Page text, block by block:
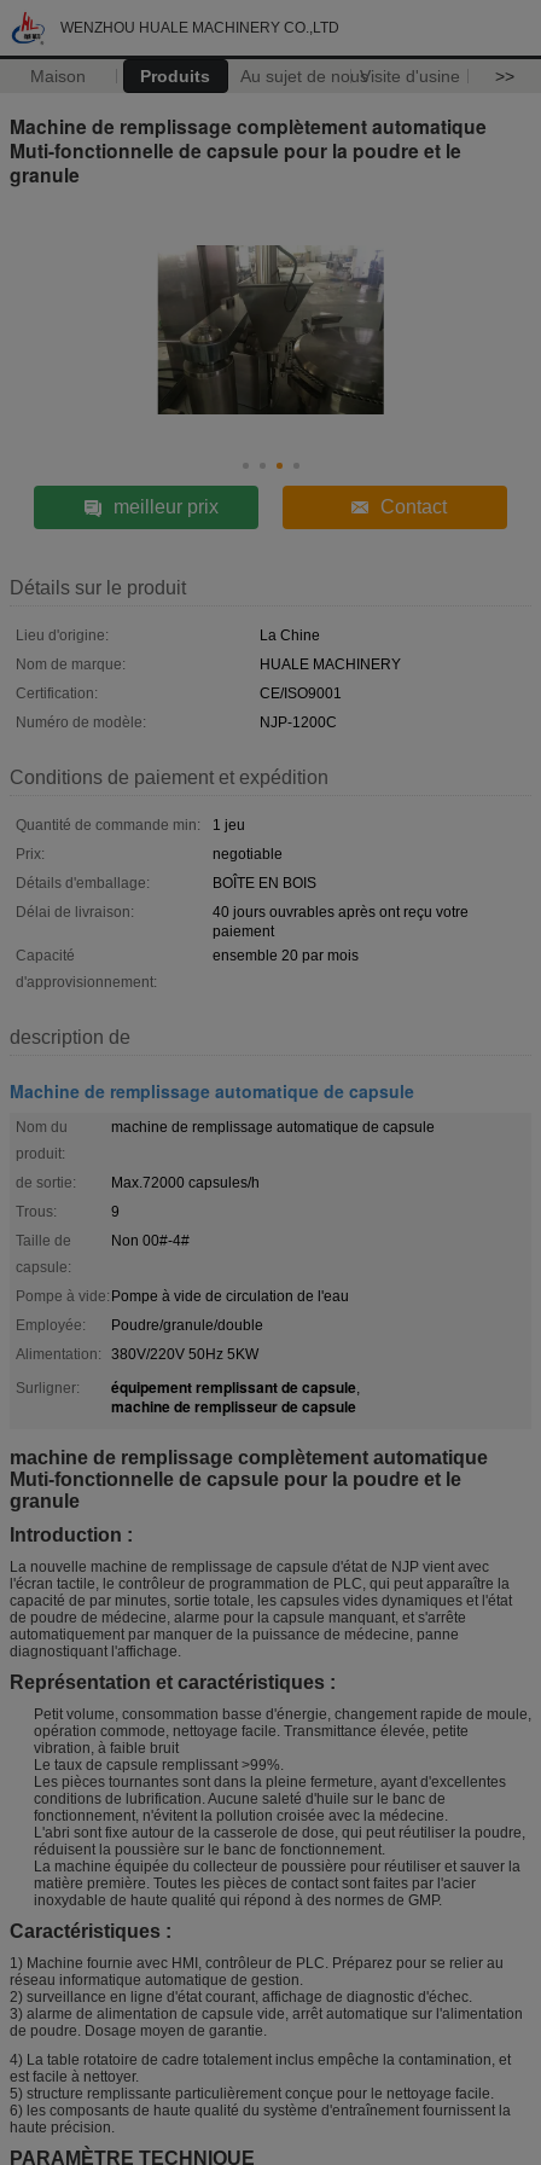
WENZHOU HUALE MACHINERY CO.,LTD
Maison Produits Au sujet de nousVisite d'usine >>
Machine de remplissage complètement automatique
Muti-fonctionnelle de capsule pour la poudre et le
granule
meilleur prix Contact
Détails sur le produit
Lieu d'origine:
La Chine
Nom de marque:
HUALE MACHINERY
Certification:
CE/ISO9001
Numéro de modèle:
NJP-1200C
Conditions de paiement et expédition
Quantité de commande min:
1 jeu
Prix:
negotiable
Détails d'emballage:
BOÎTE EN BOIS
Délai de livraison:
40 jours ouvrables après ont reçu votre
paiement
Capacité
d'approvisionnement:
ensemble 20 par mois
description de
Machine de remplissage automatique de capsule
Nom du
produit:
machine de remplissage automatique de capsule
de sortie:
Max.72000 capsules/h
Trous:
9
Taille de
capsule:
Non 00#-4#
Pompe à vide: Pompe à vide de circulation de l'eau
Employée:
Poudre/granule/double
Alimentation:
380V/220V 50Hz 5KW
Surligner:
équipement remplissant de capsule,
machine de remplisseur de capsule
machine de remplissage complètement automatique
Muti-fonctionnelle de capsule pour la poudre et le
granule
Introduction :
La nouvelle machine de remplissage de capsule d'état de NJP vient avec
l'écran tactile, le contrôleur de programmation de PLC, qui peut apparaître la
capacité de par minutes, sortie totale, les capsules vides dynamiques et l'état
de poudre de médecine, alarme pour la capsule manquant, et s'arrête
automatiquement par manquer de la puissance de médecine, panne
diagnostiquant l'affichage.
Représentation et caractéristiques :
Petit volume, consommation basse d'énergie, changement rapide de moule,
opération commode, nettoyage facile. Transmittance élevée, petite
vibration, à faible bruit
Le taux de capsule remplissant >99%.
Les pièces tournantes sont dans la pleine fermeture, ayant d'excellentes
conditions de lubrification. Aucune saleté d'huile sur le banc de
fonctionnement, n'évitent la pollution croisée avec la médecine.
L'abri sont fixe autour de la casserole de dose, qui peut réutiliser la poudre,
réduisent la poussière sur le banc de fonctionnement.
La machine équipée du collecteur de poussière pour réutiliser et sauver la
matière première. Toutes les pièces de contact sont faites par l'acier
inoxydable de haute qualité qui répond à des normes de GMP.
Caractéristiques :
1) Machine fournie avec HMI, contrôleur de PLC. Préparez pour se relier au
réseau informatique automatique de gestion.
2) surveillance en ligne d'état courant, affichage de diagnostic d'échec.
3) alarme de alimentation de capsule vide, arrêt automatique sur l'alimentation
de poudre. Dosage moyen de garantie.
4) La table rotatoire de cadre totalement inclus empêche la contamination, et
est facile à nettoyer.
5) structure remplissante particulièrement conçue pour le nettoyage facile.
6) les composants de haute qualité du système d'entraînement fournissent la
haute précision.
PARAMÈTRE TECHNIQUE